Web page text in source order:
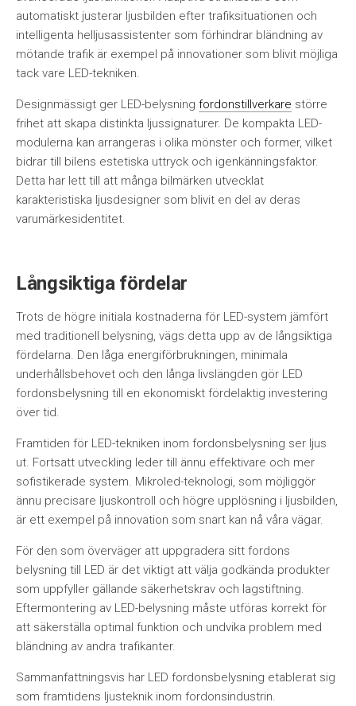
automatiskt justerar ljusbilden efter trafiksituationen och
intelligenta helljusassistenter som förhindrar bländning av
mötande trafik är exempel på innovationer som blivit möjliga
tack vare LED-tekniken.
Designmässigt ger LED-belysning fordonstillverkare större
frihet att skapa distinkta ljussignaturer. De kompakta LED-
modulerna kan arrangeras i olika mönster och former, vilket
bidrar till bilens estetiska uttryck och igenkänningsfaktor.
Detta har lett till att många bilmärken utvecklat
karakteristiska ljusdesigner som blivit en del av deras
varumärkesidentitet.
Långsiktiga fördelar
Trots de högre initiala kostnaderna för LED-system jämfört
med traditionell belysning, vägs detta upp av de långsiktiga
fördelarna. Den låga energiförbrukningen, minimala
underhållsbehovet och den långa livslängden gör LED
fordonsbelysning till en ekonomiskt fördelaktig investering
över tid.
Framtiden för LED-tekniken inom fordonsbelysning ser ljus
ut. Fortsatt utveckling leder till ännu effektivare och mer
sofistikerade system. Mikroled-teknologi, som möjliggör
ännu precisare ljuskontroll och högre upplösning i ljusbilden,
är ett exempel på innovation som snart kan nå våra vägar.
För den som överväger att uppgradera sitt fordons
belysning till LED är det viktigt att välja godkända produkter
som uppfyller gällande säkerhetskrav och lagstiftning.
Eftermontering av LED-belysning måste utföras korrekt för
att säkerställa optimal funktion och undvika problem med
bländning av andra trafikanter.
Sammanfattningsvis har LED fordonsbelysning etablerat sig
som framtidens ljusteknik inom fordonsindustrin.